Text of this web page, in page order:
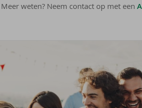
Meer weten? Neem contact op met een